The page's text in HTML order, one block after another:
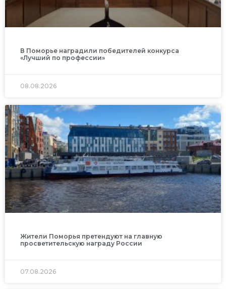
В Поморье наградили победителей конкурса
«Лучший по профессии»
08.08.2026
Жители Поморья претендуют на главную
просветительскую награду России
07.08.2026